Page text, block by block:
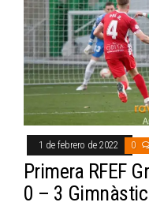
1 de febrero de 2022 0
Primera RFEF
0 – 3